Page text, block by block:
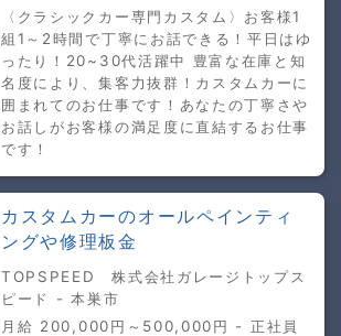
〈クラシックカー専門カスタム〉お客様1
組1～2時間で丁寧にお話できる！平日はゆ
ったり！20~30代活躍中 豊富な在庫と知
名度により、集客力抜群！カスタムカーに
囲まれてのお仕事です！あなたの丁寧さや
お話しがお客様の満足度に直結するお仕事
です！
カスタムカーのオールペインティ
ングや修理板金
TOPSPEED 株式会社ガレージトップス
ピード - 本巣市
月給 200,000円～500,000円 - 正社員